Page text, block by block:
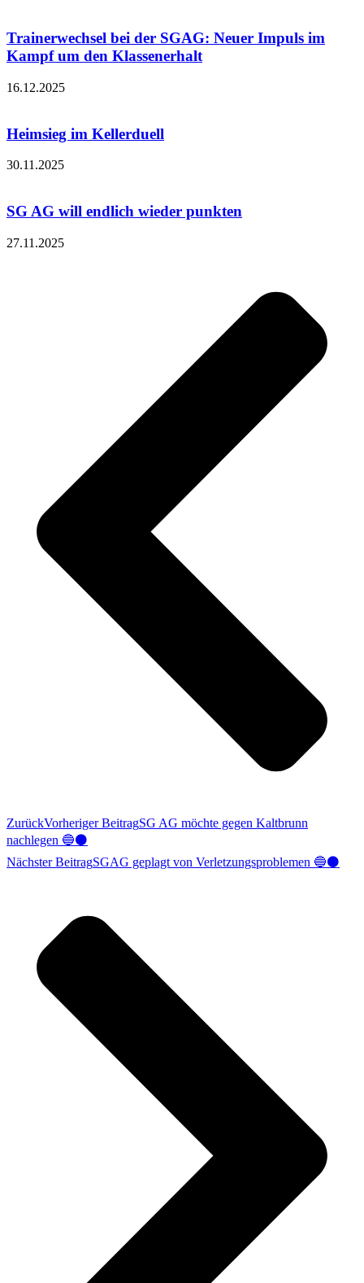
Trainerwechsel bei der SGAG: Neuer Impuls im
Kampf um den Klassenerhalt
16.12.2025
Heimsieg im Kellerduell
30.11.2025
SG AG will endlich wieder punkten
27.11.2025
ZurückVorheriger BeitragSG AG möchte gegen Kaltbrunn
nachlegen 🔵⚫️
Nächster BeitragSGAG geplagt von Verletzungsproblemen 🔵⚫️